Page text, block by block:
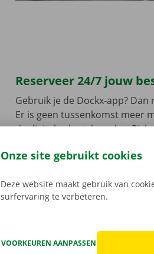
Reserveer 24/7 jouw
Gebruik je de Dockx-app?
Er is geen tussenkomst meer
de digitale sleutel aan het
App Store.
Onze site gebruikt cookies
Deze website maakt gebruik van
surfervaring te verbeteren.
VOORKEUREN AANPASSEN